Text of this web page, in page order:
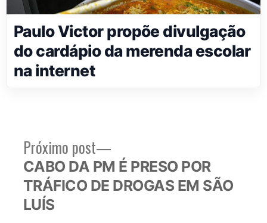
Paulo Victor propõe divulgação
do cardápio da merenda escolar
na internet
Navegação
de
Post
Próximo post
Próximo
post:
CABO DA PM É PRESO POR
TRÁFICO DE DROGAS EM SÃO
LUÍS